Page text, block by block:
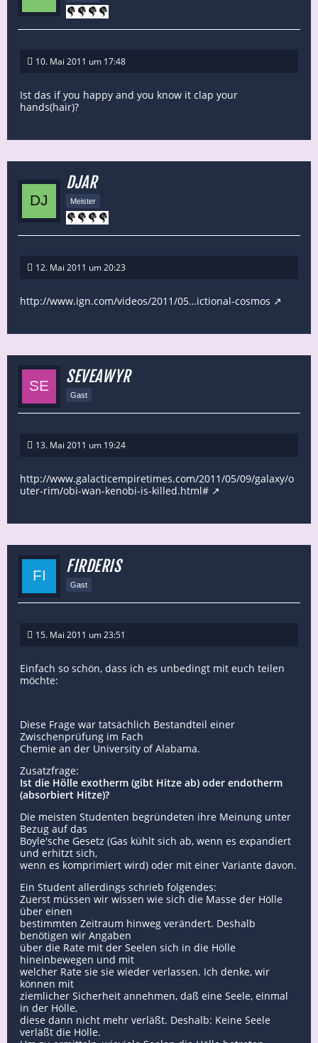
10. Mai 2011 um 17:48
Ist das if you happy and you know it clap your
hands(hair)?
DJAR
Meister
12. Mai 2011 um 20:23
http://www.ign.com/videos/2011/05…ictional-cosmos
SEVEAWYR
Gast
13. Mai 2011 um 19:24
http://www.galacticempiretimes.com/2011/05/09/galaxy/o
uter-rim/obi-wan-kenobi-is-killed.html#
FIRDERIS
Gast
15. Mai 2011 um 23:51
Einfach so schön, dass ich es unbedingt mit euch teilen
möchte:
Diese Frage war tatsächlich Bestandteil einer
Zwischenprüfung im Fach
Chemie an der University of Alabama.
Zusatzfrage:
Ist die Hölle exotherm (gibt Hitze ab) oder endotherm
(absorbiert Hitze)?
Die meisten Studenten begründeten ihre Meinung unter
Bezug auf das
Boyle'sche Gesetz (Gas kühlt sich ab, wenn es expandiert
und erhitzt sich,
wenn es komprimiert wird) oder mit einer Variante davon.
Ein Student allerdings schrieb folgendes:
Zuerst müssen wir wissen wie sich die Masse der Hölle
über einen
bestimmten Zeitraum hinweg verändert. Deshalb
benötigen wir Angaben
über die Rate mit der Seelen sich in die Hölle
hineinbewegen und mit
welcher Rate sie sie wieder verlassen. Ich denke, wir
können mit
ziemlicher Sicherheit annehmen, daß eine Seele, einmal
in der Hölle,
diese dann nicht mehr verläßt. Deshalb: Keine Seele
verläßt die Hölle.